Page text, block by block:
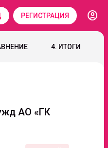
РЕГИСТРАЦИЯ
account_circle
4. ИТОГИ
АО «ГК